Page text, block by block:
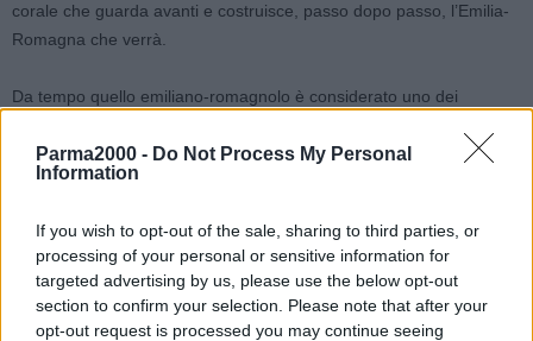
Parma2000 - Do Not Process My Personal
Information
If you wish to opt-out of the sale, sharing to third parties, or
processing of your personal or sensitive information for
targeted advertising by us, please use the below opt-out
section to confirm your selection. Please note that after your
opt-out request is processed you may continue seeing
corale che guarda avanti e costruisce, passo dopo passo, l’Emilia-
Romagna che verrà.
Da tempo quello emiliano-romagnolo è considerato uno dei
costruito su una forte integrazione tra ospedali, medicina territoriale
e servizi pubblici diffusi, capace di garantire qualità delle cure,
modello che ha fatto della prossimità e del radicamento territoriale
uno dei propri principali punti di forza.
L’Emilia-Romagna rappresenta inoltreuno degli ecosistemi più